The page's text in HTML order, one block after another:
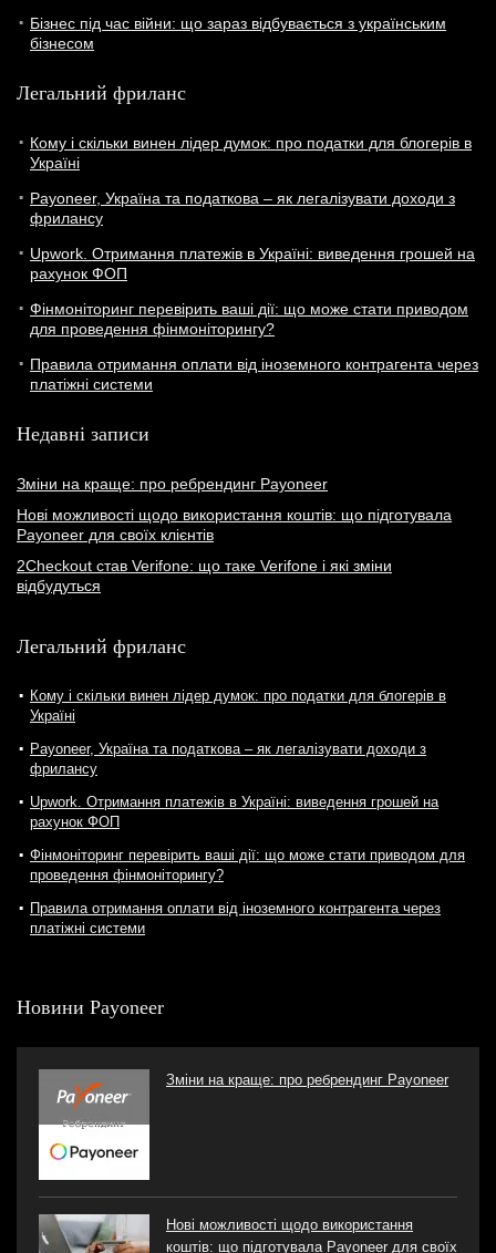
Бізнес під час війни: що зараз відбувається з українським
бізнесом
Легальний фриланс
Кому і скільки винен лідер думок: про податки для блогерів в
Україні
Payoneer, Україна та податкова – як легалізувати доходи з
фрилансу
Upwork. Отримання платежів в Україні: виведення грошей на
рахунок ФОП
Фінмоніторинг перевірить ваші дії: що може стати приводом
для проведення фінмоніторингу?
Правила отримання оплати від іноземного контрагента через
платіжні системи
Недавні записи
Зміни на краще: про ребрендинг Payoneer
Нові можливості щодо використання коштів: що підготувала
Payoneer для своїх клієнтів
2Checkout став Verifone: що таке Verifone і які зміни
відбудуться
Легальний фриланс
Кому і скільки винен лідер думок: про податки для блогерів в
Україні
Payoneer, Україна та податкова – як легалізувати доходи з
фрилансу
Upwork. Отримання платежів в Україні: виведення грошей на
рахунок ФОП
Фінмоніторинг перевірить ваші дії: що може стати приводом для
проведення фінмоніторингу?
Правила отримання оплати від іноземного контрагента через
платіжні системи
Новини Payoneer
Зміни на краще: про ребрендинг Payoneer
Нові можливості щодо використання
коштів: що підготувала Payoneer для своїх